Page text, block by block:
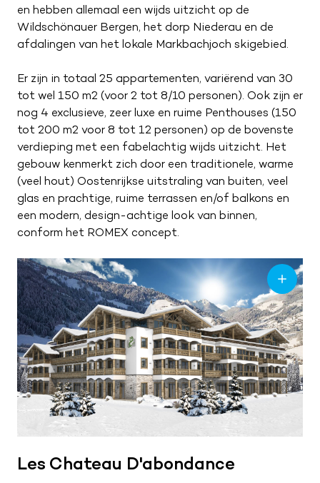
en hebben allemaal een wijds uitzicht op de
Wildschönauer Bergen, het dorp Niederau en de
afdalingen van het lokale Markbachjoch skigebied.
Er zijn in totaal 25 appartementen, variërend van 30
tot wel 150 m2 (voor 2 tot 8/10 personen). Ook zijn er
nog 4 exclusieve, zeer luxe en ruime Penthouses (150
tot 200 m2 voor 8 tot 12 personen) op de bovenste
verdieping met een fabelachtig wijds uitzicht. Het
gebouw kenmerkt zich door een traditionele, warme
(veel hout) Oostenrijkse uitstraling van buiten, veel
glas en prachtige, ruime terrassen en/of balkons en
een modern, design-achtige look van binnen,
conform het ROMEX concept.
Les Chateau D'abondance